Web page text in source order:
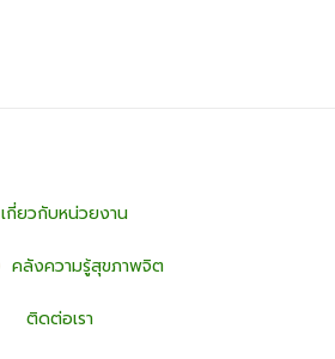
เกี่ยวกับหน่วยงาน
คลังความรู้สุขภาพจิต
ติดต่อเรา